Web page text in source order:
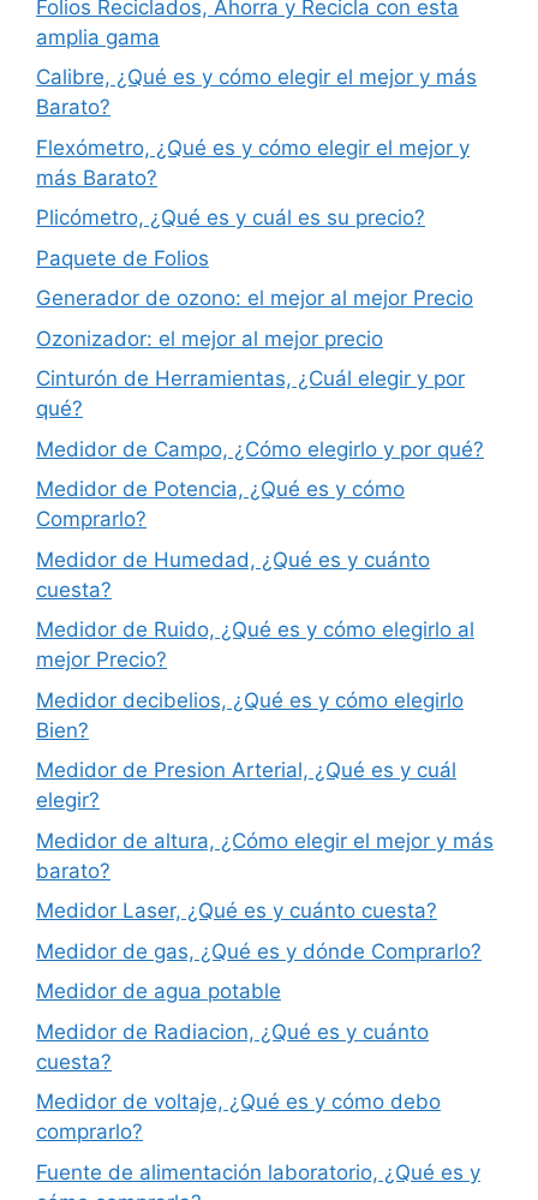
Folios Reciclados, Ahorra y Recicla con esta
amplia gama
Calibre, ¿Qué es y cómo elegir el mejor y más
Barato?
Flexómetro, ¿Qué es y cómo elegir el mejor y
más Barato?
Plicómetro, ¿Qué es y cuál es su precio?
Paquete de Folios
Generador de ozono: el mejor al mejor Precio
Ozonizador: el mejor al mejor precio
Cinturón de Herramientas, ¿Cuál elegir y por
qué?
Medidor de Campo, ¿Cómo elegirlo y por qué?
Medidor de Potencia, ¿Qué es y cómo
Comprarlo?
Medidor de Humedad, ¿Qué es y cuánto
cuesta?
Medidor de Ruido, ¿Qué es y cómo elegirlo al
mejor Precio?
Medidor decibelios, ¿Qué es y cómo elegirlo
Bien?
Medidor de Presion Arterial, ¿Qué es y cuál
elegir?
Medidor de altura, ¿Cómo elegir el mejor y más
barato?
Medidor Laser, ¿Qué es y cuánto cuesta?
Medidor de gas, ¿Qué es y dónde Comprarlo?
Medidor de agua potable
Medidor de Radiacion, ¿Qué es y cuánto
cuesta?
Medidor de voltaje, ¿Qué es y cómo debo
comprarlo?
Fuente de alimentación laboratorio, ¿Qué es y